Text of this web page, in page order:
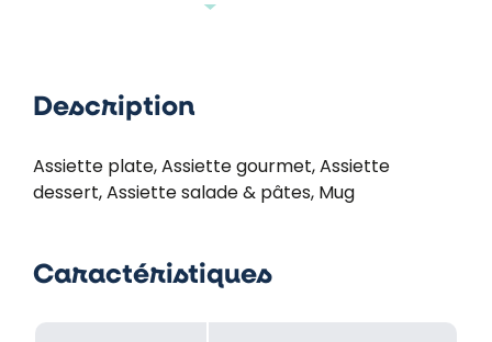
Description
Assiette plate, Assiette gourmet, Assiette
dessert, Assiette salade & pâtes, Mug
Caractéristiques